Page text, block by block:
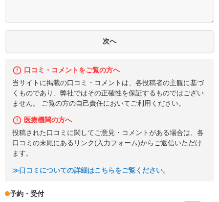
口コミ・コメントをご覧の方へ
当サイトに掲載の口コミ・コメントは、各投稿者の主観に基づ
くものであり、弊社ではその正確性を保証するものではござい
ません。 ご覧の方の自己責任においてご利用ください。
医療機関の方へ
投稿された口コミに関してご意見・コメントがある場合は、各
口コミの末尾にあるリンク(入力フォーム)からご返信いただけ
ます。
≫口コミについての詳細はこちらをご覧ください。
予約・受付